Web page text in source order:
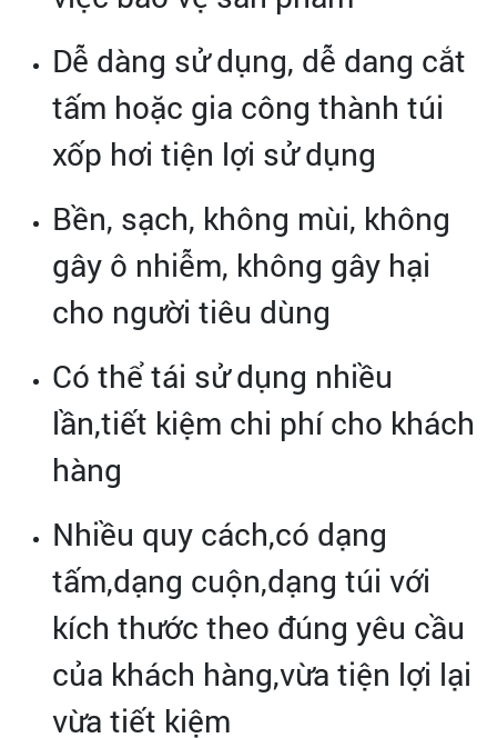
Dễ dàng sử dụng, dễ dang cắt
tấm hoặc gia công thành túi
xốp hơi tiện lợi sử dụng
Bền, sạch, không mùi, không
gây ô nhiễm, không gây hại
cho người tiêu dùng
Có thể tái sử dụng nhiều
lần,tiết kiệm chi phí cho khách
hàng
Nhiều quy cách,có dạng
tấm,dạng cuộn,dạng túi với
kích thước theo đúng yêu cầu
của khách hàng,vừa tiện lợi lại
vừa tiết kiệm